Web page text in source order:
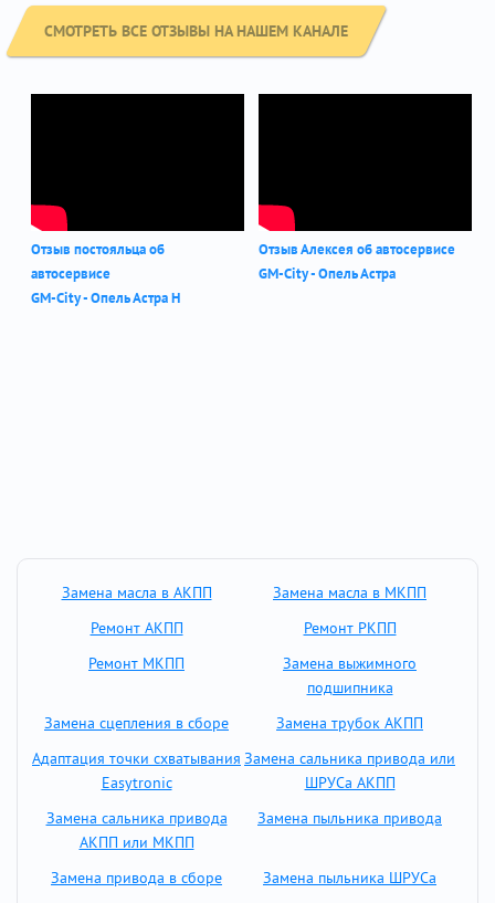
СМОТРЕТЬ ВСЕ ОТЗЫВЫ НА НАШЕМ КАНАЛЕ
Отзыв постояльца об
автосервисе
GM-City - Опель Астра Н
Отзыв Алексея об автосервисе
GM-City - Опель Астра
Замена масла в АКПП
Замена масла в МКПП
Ремонт АКПП
Ремонт РКПП
Ремонт МКПП
Замена выжимного
подшипника
Замена сцепления в сборе
Замена трубок АКПП
Адаптация точки схватывания
Easytronic
Замена сальника привода или
ШРУСа АКПП
Замена сальника привода
АКПП или МКПП
Замена пыльника привода
Замена привода в сборе
Замена пыльника ШРУСа